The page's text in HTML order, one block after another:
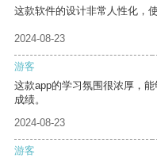
这款软件的设计非常人性化，
2024-08-23
游客
这款app的学习氛围很浓厚，
成绩。
2024-08-23
游客